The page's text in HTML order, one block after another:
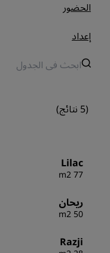
الحضور
إعداد
(5 نتائج)
Lilac
77 m2
ريحان
50 m2
Razji